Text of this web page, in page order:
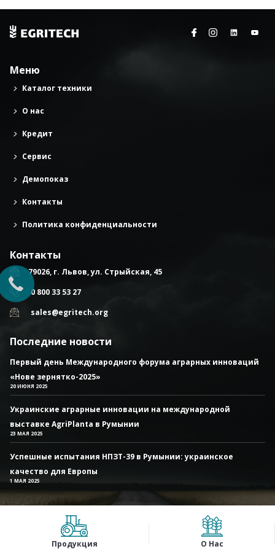
Меню
Каталог техники
О нас
Кредит
Сервис
Демопоказ
Контакты
Политика конфиденциальности
Контакты
79026, г. Львов, ул. Стрыйская, 45
0 800 33 53 27
sales@egritech.org
Последние новости
Первый день Международного форума аграрных инноваций
«Нове зернятко-2025»
20 ИЮНЯ 2025
Украинские аграрные инновации на международной
выставке AgriPlanta в Румынии
23 МАЯ 2025
Успешные испытания НПЗТ-39 в Румынии: украинское
качество для Европы
1 МАЯ 2025
Продукция О Нас